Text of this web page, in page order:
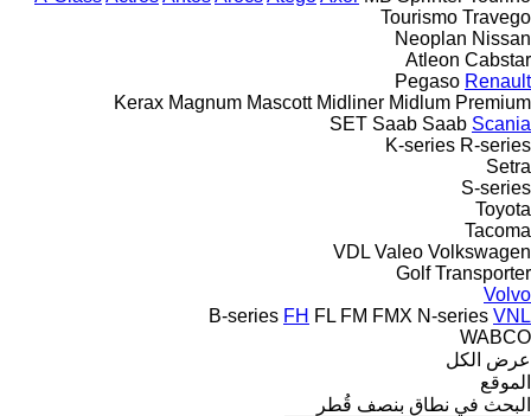
Tourismo Travego
Neoplan Nissan
Atleon Cabstar
Pegaso Renault
Kerax Magnum Mascott Midliner Midlum Premium
SET Saab Saab Scania
K-series R-series
Setra
S-series
Toyota
Tacoma
VDL Valeo Volkswagen
Golf Transporter
Volvo
B-series FH FL FM FMX N-series VNL
WABCO
عرض الكل
الموقع
البحث في نطاق بنصف قُطر